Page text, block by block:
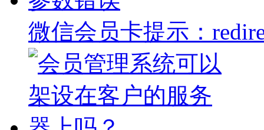
微信会员卡提示：